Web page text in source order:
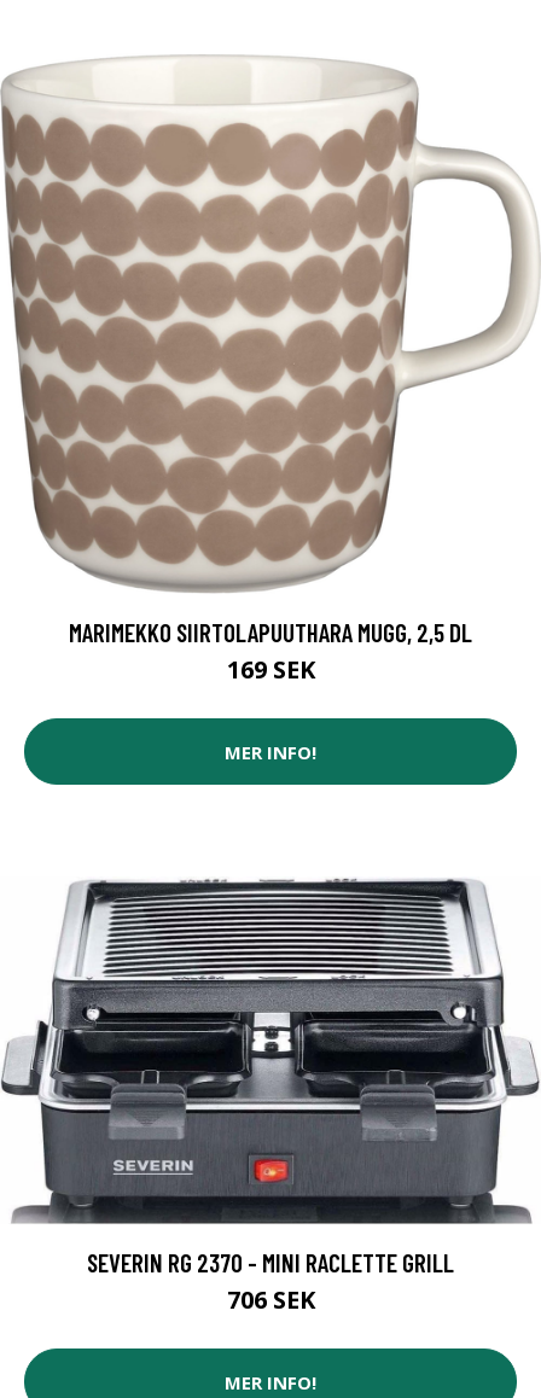
MARIMEKKO SIIRTOLAPUUTHARA MUGG, 2,5 DL
169 SEK
MER INFO!
SEVERIN RG 2370 - MINI RACLETTE GRILL
706 SEK
MER INFO!